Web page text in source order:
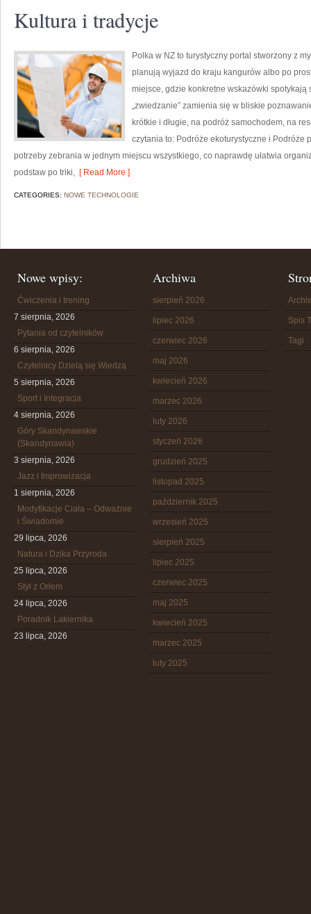
Kultura i tradycje
Polka w NZ to turystyczny portal stworzony z
planują wyjazd do kraju kangurów albo po
miejsce, gdzie konkretne wskazówki spotykają
„zwiedzanie” zamienia się w bliskie
krótkie i długie, na podróż samochodem, na
czytania to: Podróże ekoturystyczne i Podróże
potrzeby zebrania w jednym miejscu wszystkiego, co naprawdę ułatwia
podstaw po triki, [ Read More ]
CATEGORIES: NOWE TECHNOLOGIE
Nowe wpisy:
Ćwiczenia i trening
7 sierpnia, 2026
Pytania od czytelników
6 sierpnia, 2026
Czytelnicy Dzielą się Wiedzą
5 sierpnia, 2026
Sport i Integracja
4 sierpnia, 2026
Góry Skandynawskie
(Skandynawia)
3 sierpnia, 2026
Jazz i Improwizacja
1 sierpnia, 2026
Modyfikacje Ciała – Odważnie
i Świadomie
29 lipca, 2026
Natura i Dzika Przyroda
25 lipca, 2026
Styl z Orłem
24 lipca, 2026
Poradnik Lakiernika
23 lipca, 2026
Archiwa
sierpień 2026
lipiec 2026
czerwiec 2026
maj 2026
kwiecień 2026
marzec 2026
luty 2026
styczeń 2026
grudzień 2025
listopad 2025
październik 2025
wrzesień 2025
sierpień 2025
lipiec 2025
czerwiec 2025
maj 2025
kwiecień 2025
marzec 2025
luty 2025
Spis
Tagi